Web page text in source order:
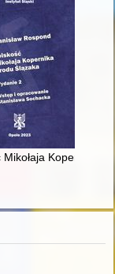
w XVI-
Mikołaja Kopernika z